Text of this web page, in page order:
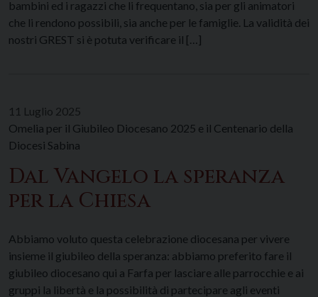
bambini ed i ragazzi che li frequentano, sia per gli animatori
che li rendono possibili, sia anche per le famiglie. La validità dei
nostri GREST si è potuta verificare il […]
11 Luglio 2025
Omelia per il Giubileo Diocesano 2025 e il Centenario della
Diocesi Sabina
Dal Vangelo la speranza
per la Chiesa
Abbiamo voluto questa celebrazione diocesana per vivere
insieme il giubileo della speranza: abbiamo preferito fare il
giubileo diocesano qui a Farfa per lasciare alle parrocchie e ai
gruppi la libertà e la possibilità di partecipare agli eventi